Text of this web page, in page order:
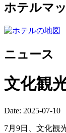
ホテルマ
ニュース
文化観
Date: 2025-07-10
7月9日、文化観